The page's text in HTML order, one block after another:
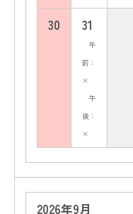
30 31
午
前：
×
午
後：
×
2026年9月